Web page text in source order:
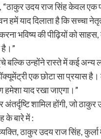
उदय राज सिंह केवल एक
हमें याद दिलाता है कि सच्चा
भविष्य की पीढ़ियों को
है।”
उन्होंने रास्ते में कई अन्य
एक छोटा सा प्रयास
याद रखा जाएगा।”
शामिल होंगी, जो ठाकुर
के बारे में :
ठाकुर उदय राज सिंह,